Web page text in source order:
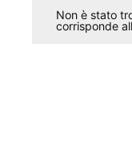
Non è stato
corrisponde